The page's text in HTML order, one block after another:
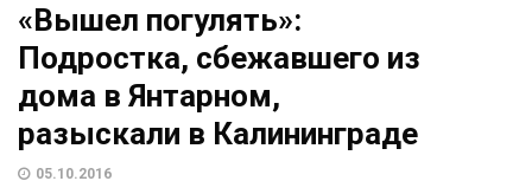
«Вышел погулять»:
Подростка, сбежавшего из
дома в Янтарном,
разыскали в Калининграде
05.10.2016